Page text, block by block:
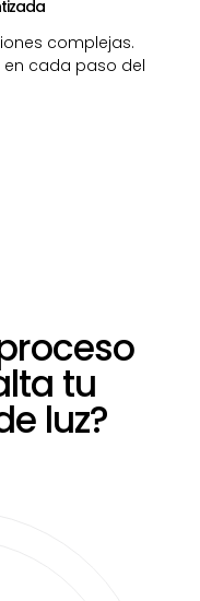
complejas.
cada paso del
tu
luz?